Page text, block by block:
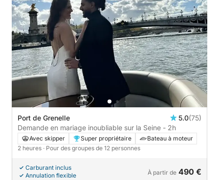
Port de Grenelle 5.0(75)
Demande en mariage inoubliable sur la Seine - 2h
Avec skipper Super propriétaire
Bateau à moteur
2 heures · Pour des groupes de 12 personnes
Carburant inclus
Annulation flexible
À partir de 490 €